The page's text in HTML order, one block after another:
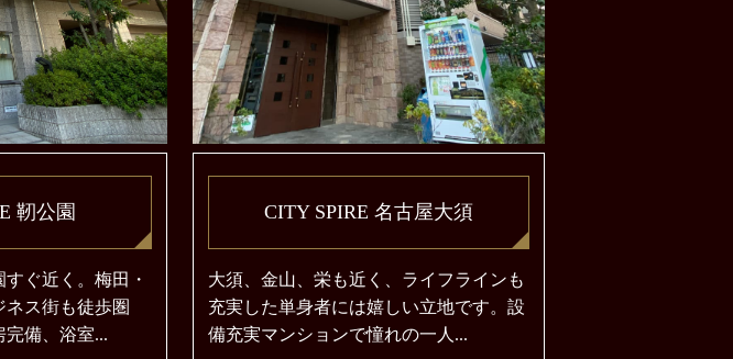
靭公園
ぐ近く。梅田・
ス街も徒歩圏
完備、浴室...
CITY SPIRE 名古屋大須
大須、金山、栄も近く、ライフラインも
充実した単身者には嬉しい立地です。設
備充実マンションで憧れの一人...